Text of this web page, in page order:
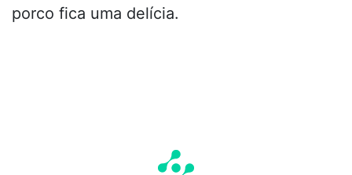
porco fica uma delícia.